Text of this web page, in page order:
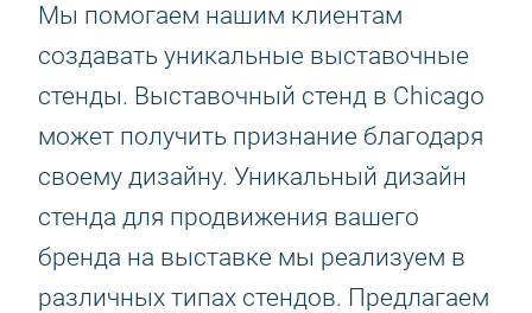
Мы помогаем нашим клиентам
создавать уникальные выставочные
стенды. Выставочный стенд в Chicago
может получить признание благодаря
своему дизайну. Уникальный дизайн
стенда для продвижения вашего
бренда на выставке мы реализуем в
различных типах стендов. Предлагаем